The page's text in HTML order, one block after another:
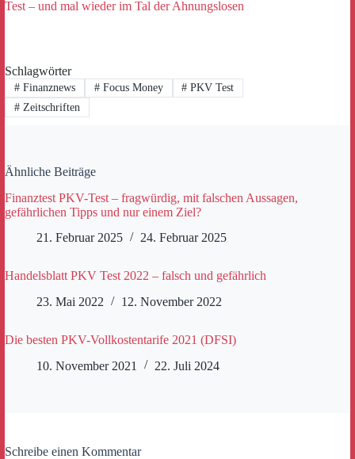
Test – und mal wieder im Tal der Ahnungslosen
Schlagwörter
#Finanznews #Focus Money # PKV Test
#Zeitschriften
Ähnliche Beiträge
Finanztest PKV-Test – fragwürdig, mit falschen Aussagen,
gefährlichen Tipps und nur einem Ziel?
21. Februar 2025
24. Februar 2025
Handelsblatt PKV Test 2022 – falsch und gefährlich
23. Mai 2022
12. November 2022
Die besten PKV-Vollkostentarife 2021 (DFSI)
10. November 2021
22. Juli 2024
Schreibe einen Kommentar